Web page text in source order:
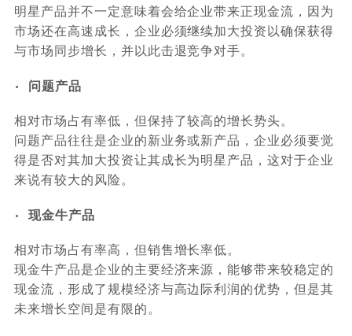
明星产品并不一定意味着会给企业带来正现金流，因为
市场还在高速成长，企业必须继续加大投资以确保获得
与市场同步增长，并以此击退竞争对手。
• 问题产品
相对市场占有率低，但保持了较高的增长势头。
问题产品往往是企业的新业务或新产品，企业必须要觉
得是否对其加大投资让其成长为明星产品，这对于企业
来说有较大的风险。
• 现金牛产品
相对市场占有率高，但销售增长率低。
现金牛产品是企业的主要经济来源，能够带来较稳定的
现金流，形成了规模经济与高边际利润的优势，但是其
未来增长空间是有限的。